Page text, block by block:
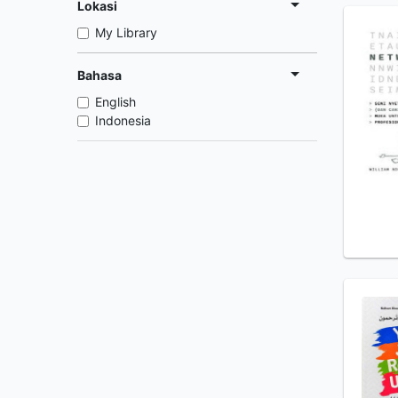
Lokasi
My Library
Bahasa
English
Indonesia